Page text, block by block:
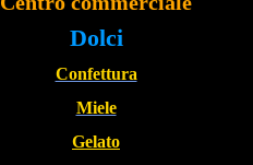
Dolci
Confettura
Miele
Gelato